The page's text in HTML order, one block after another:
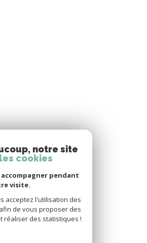
notre site
cookies
pendant
visite.
acceptez l'utilisation des
de vous proposer des
réaliser des statistiques !